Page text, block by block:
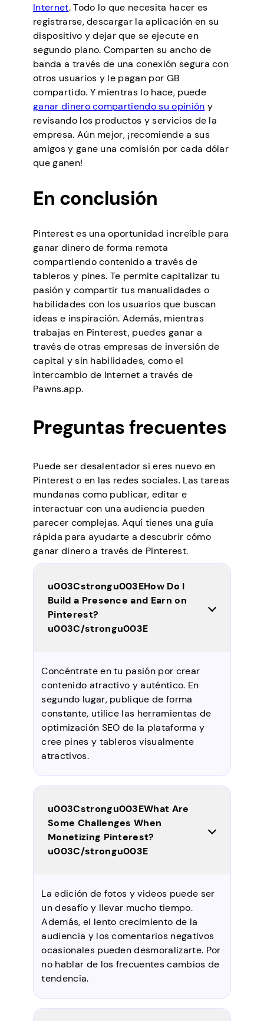
Internet. Todo lo que necesita hacer es
registrarse, descargar la aplicación en su
dispositivo y dejar que se ejecute en
segundo plano. Comparten su ancho de
banda a través de una conexión segura con
otros usuarios y le pagan por GB
compartido. Y mientras lo hace, puede
ganar dinero compartiendo su opinión y
revisando los productos y servicios de la
empresa. Aún mejor, ¡recomiende a sus
amigos y gane una comisión por cada dólar
que ganen!
En conclusión
Pinterest es una oportunidad increíble para
ganar dinero de forma remota
compartiendo contenido a través de
tableros y pines. Te permite capitalizar tu
pasión y compartir tus manualidades o
habilidades con los usuarios que buscan
ideas e inspiración. Además, mientras
trabajas en Pinterest, puedes ganar a
través de otras empresas de inversión de
capital y sin habilidades, como el
intercambio de Internet a través de
Pawns.app.
Preguntas frecuentes
Puede ser desalentador si eres nuevo en
Pinterest o en las redes sociales. Las tareas
mundanas como publicar, editar e
interactuar con una audiencia pueden
parecer complejas. Aquí tienes una guía
rápida para ayudarte a descubrir cómo
ganar dinero a través de Pinterest.
u003Cstrongu003EHow Do I
Build a Presence and Earn on
Pinterest?
u003C/strongu003E
Concéntrate en tu pasión por crear
contenido atractivo y auténtico. En
segundo lugar, publique de forma
constante, utilice las herramientas de
optimización SEO de la plataforma y
cree pines y tableros visualmente
atractivos.
u003Cstrongu003EWhat Are
Some Challenges When
Monetizing Pinterest?
u003C/strongu003E
La edición de fotos y videos puede ser
un desafío y llevar mucho tiempo.
Además, el lento crecimiento de la
audiencia y los comentarios negativos
ocasionales pueden desmoralizarte. Por
no hablar de los frecuentes cambios de
tendencia.